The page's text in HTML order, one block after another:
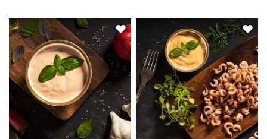
ZUR
WUNSCHLISTE
HINZUFÜGEN